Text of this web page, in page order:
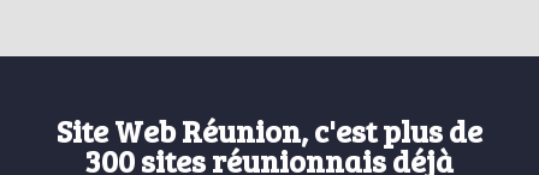
Site Web Réunion, c'est plus de
300 sites réunionnais déjà